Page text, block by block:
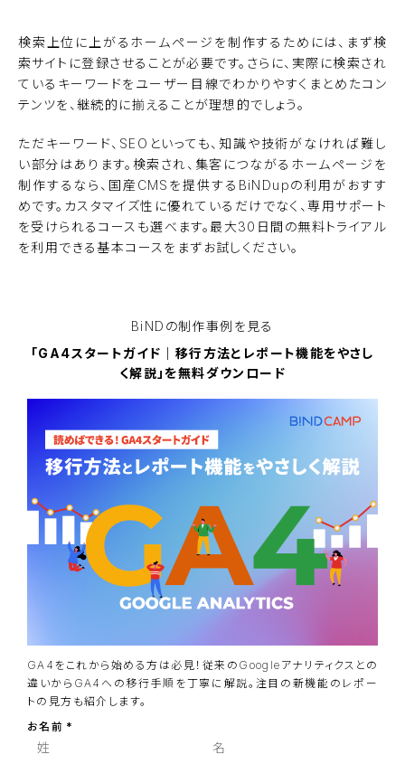
検索上位に上がるホームページを制作するためには、まず検
索サイトに登録させることが必要です。さらに、実際に検索され
ているキーワードをユーザー目線でわかりやすくまとめたコン
テンツを、継続的に揃えることが理想的でしょう。
ただキーワード、SEOといっても、知識や技術がなければ難し
い部分はあります。検索され、集客につながるホームページを
制作するなら、国産CMSを提供するBiNDupの利用がおすす
めです。カスタマイズ性に優れているだけでなく、専用サポート
を受けられるコースも選べます。最大30日間の無料トライアル
を利用できる基本コースをまずお試しください。
BiNDの制作事例を見る
「GA4スタートガイド｜移行方法とレポート機能をやさし
く解説」を無料ダウンロード
GA4をこれから始める方は必見！従来のGoogleアナリティクスとの
違いからGA4への移行手順を丁寧に解説。注目の新機能のレポー
トの見方も紹介します。
お名前